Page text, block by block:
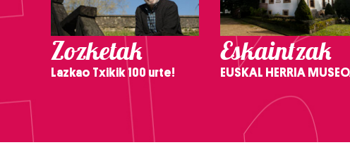
Zozketak
Lazkao Txikik 100 urte!
Eskaintzak
EUSKAL HERRIA